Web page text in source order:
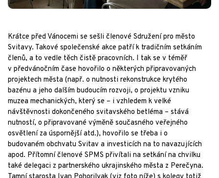
Krátce před Vánocemi se sešli členové Sdružení pro město
Svitavy. Takové společenské akce patří k tradičním setkáním
členů, a to vedle těch čistě pracovních. I tak se v téměř
v předvánočním čase hovořilo o některých připravovaných
projektech města (např. o nutnosti rekonstrukce krytého
bazénu a jeho dalším budoucím rozvoji, o projektu vzniku
muzea mechanických, který se – i vzhledem k velké
návštěvnosti dokončeného svitavského betléma – stává
nutností, o připravované výměně současného veřejného
osvětlení za úspornější atd.), hovořilo se třeba i o
budovaném obchvatu Svitav a investicích na to navazujících
apod. Přítomní členové SPMS přivítali na setkání na chvilku
také delegaci z partnerského ukrajinského města z Perečyna.